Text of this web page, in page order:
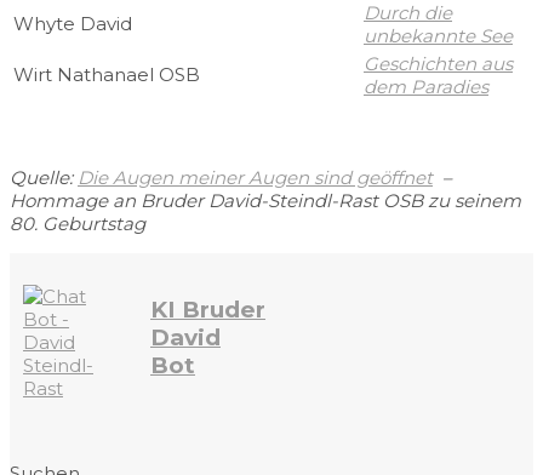
Whyte David
Durch die
unbekannte See
Wirt Nathanael OSB
Geschichten aus
dem Paradies
Quelle: Die Augen meiner Augen sind geöffnet –
Hommage an Bruder David-Steindl-Rast OSB zu seinem
80. Geburtstag
KI Bruder
David
Bot